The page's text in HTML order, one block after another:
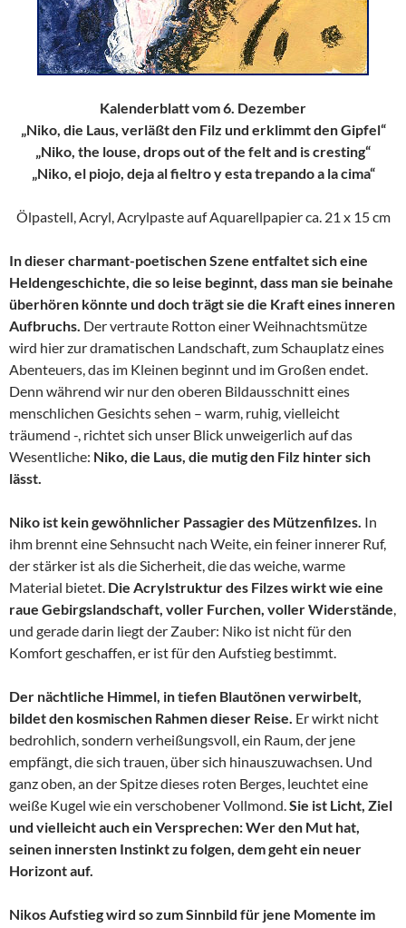
Kalenderblatt vom 6. Dezember
„Niko, die Laus, verläßt den Filz und erklimmt den Gipfel“
„Niko, the louse, drops out of the felt and is cresting“
„Niko, el piojo, deja al fieltro y esta trepando a la cima“
Ölpastell, Acryl, Acrylpaste auf Aquarellpapier ca. 21 x 15 cm
In dieser charmant-poetischen Szene entfaltet sich eine
Heldengeschichte, die so leise beginnt, dass man sie beinahe
überhören könnte und doch trägt sie die Kraft eines inneren
Aufbruchs. Der vertraute Rotton einer Weihnachtsmütze
wird hier zur dramatischen Landschaft, zum Schauplatz eines
Abenteuers, das im Kleinen beginnt und im Großen endet.
Denn während wir nur den oberen Bildausschnitt eines
menschlichen Gesichts sehen – warm, ruhig, vielleicht
träumend -, richtet sich unser Blick unweigerlich auf das
Wesentliche: Niko, die Laus, die mutig den Filz hinter sich
lässt.
Niko ist kein gewöhnlicher Passagier des Mützenfilzes. In
ihm brennt eine Sehnsucht nach Weite, ein feiner innerer Ruf,
der stärker ist als die Sicherheit, die das weiche, warme
Material bietet. Die Acrylstruktur des Filzes wirkt wie eine
raue Gebirgslandschaft, voller Furchen, voller Widerstände,
und gerade darin liegt der Zauber: Niko ist nicht für den
Komfort geschaffen, er ist für den Aufstieg bestimmt.
Der nächtliche Himmel, in tiefen Blautönen verwirbelt,
bildet den kosmischen Rahmen dieser Reise. Er wirkt nicht
bedrohlich, sondern verheißungsvoll, ein Raum, der jene
empfängt, die sich trauen, über sich hinauszuwachsen. Und
ganz oben, an der Spitze dieses roten Berges, leuchtet eine
weiße Kugel wie ein verschobener Vollmond.Sie ist Licht, Ziel
und vielleicht auch ein Versprechen: Wer den Mut hat,
seinen innersten Instinkt zu folgen, dem geht ein neuer
Horizont auf.
Nikos Aufstieg wird so zum Sinnbild für jene Momente im